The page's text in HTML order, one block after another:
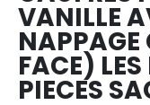
VANILLE
NAPPAGE
FACE)
PIECES